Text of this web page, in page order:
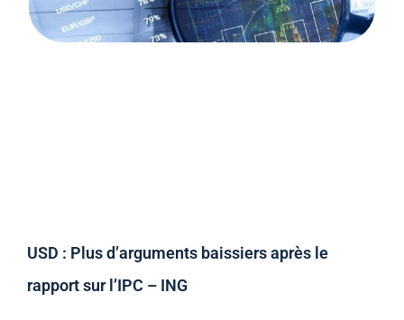
USD : Plus d’arguments baissiers après le
rapport sur l’IPC – ING